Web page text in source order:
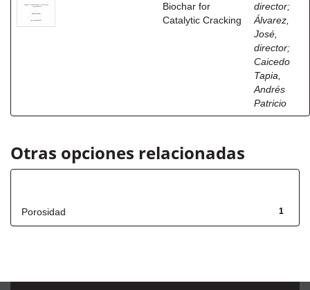
Biochar for
Catalytic Cracking
director;
Álvarez,
José,
director;
Caicedo
Tapia,
Andrés
Patricio
Otras opciones relacionadas
1
Porosidad